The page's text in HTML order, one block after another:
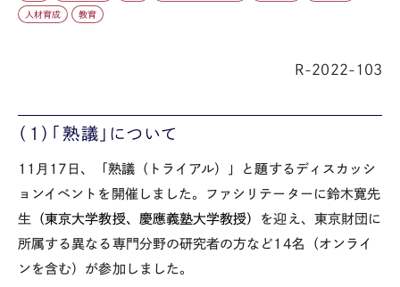
人材育成 教育
R-2022-103
（１）「熟議」について
11月 17 日、「熟議（トライアル）」と題するディスカッシ
ョンイベントを開催しました。ファシリテーターに鈴木寛先
生 （東京大学教授、慶應義塾大学教授）
を迎え、東京財団に
所属する異なる専門分野の研究者の方など14名（オンライ
ンを含む）が参加しました。